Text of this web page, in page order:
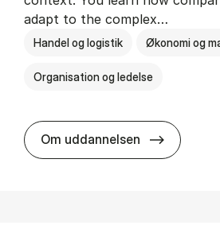
adapt to the complex…
Handel og logistik Økonomi og
Organisation og ledelse
Om uddannelsen BSc in